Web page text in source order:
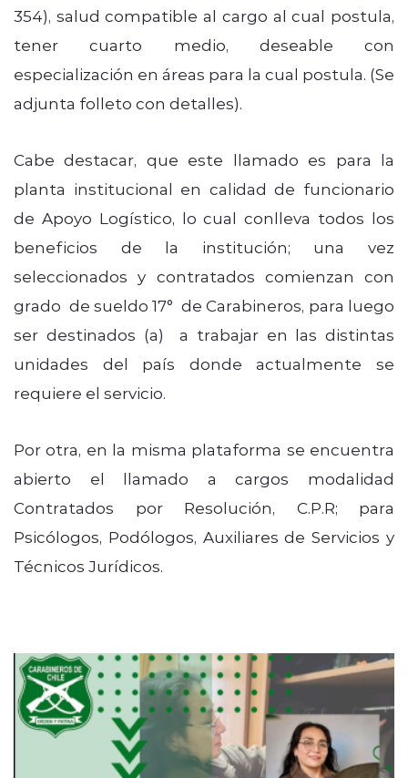
354), salud compatible al cargo al cual postula,
tener cuarto medio, deseable con
especialización en áreas para la cual postula. (Se
adjunta folleto con detalles).
Cabe destacar, que este llamado es para la
planta institucional en calidad de funcionario
de Apoyo Logístico, lo cual conlleva todos los
beneficios de la institución; una vez
seleccionados y contratados comienzan con
grado de sueldo 17° de Carabineros, para luego
ser destinados (a) a trabajar en las distintas
unidades del país donde actualmente se
requiere el servicio.
Por otra, en la misma plataforma se encuentra
abierto el llamado a cargos modalidad
Contratados por Resolución, C.P.R; para
Psicólogos, Podólogos, Auxiliares de Servicios y
Técnicos Jurídicos.